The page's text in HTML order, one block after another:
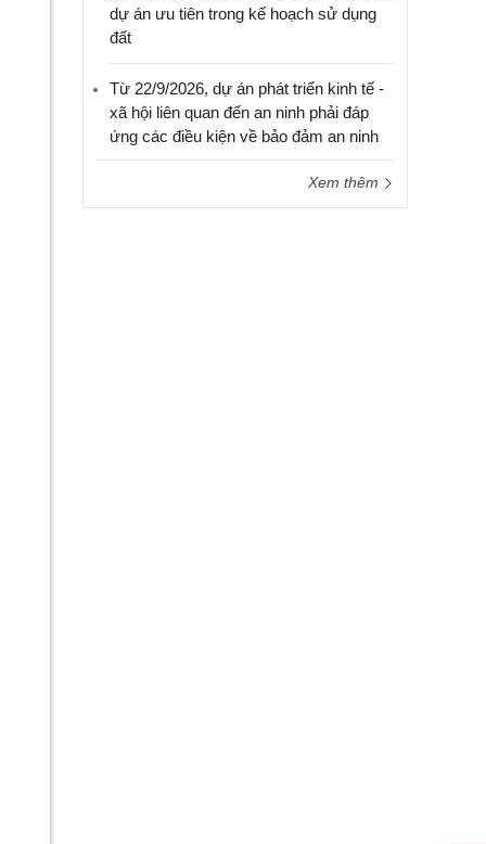
dự án ưu tiên trong kế hoạch sử dụng
đất
Từ 22/9/2026, dự án phát triển kinh tế -
xã hội liên quan đến an ninh phải đáp
ứng các điều kiện về bảo đảm an ninh
Xem thêm